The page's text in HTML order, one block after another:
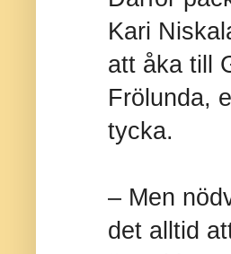
Kari
att åka till
Frölunda,
tycka.
– Men
det alltid